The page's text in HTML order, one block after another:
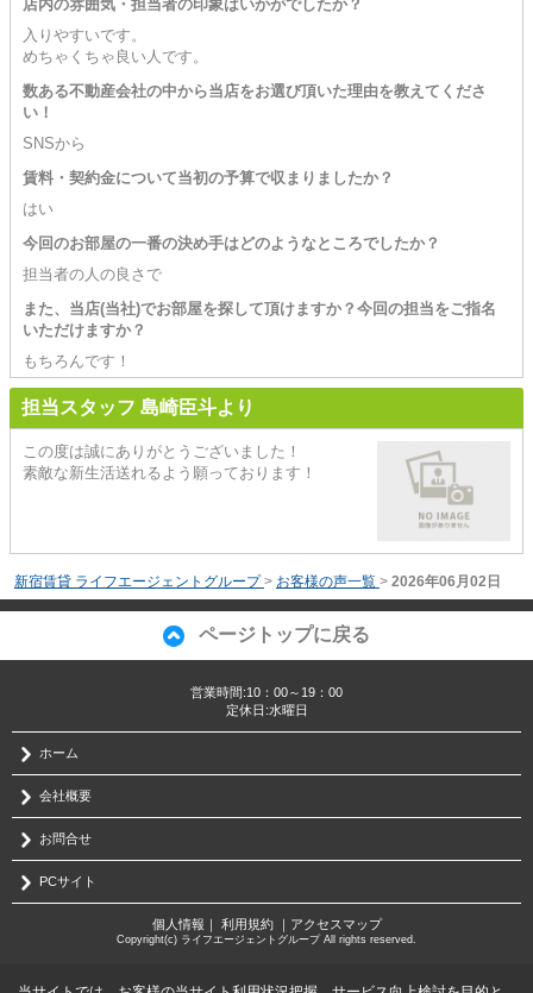
店内の雰囲気・担当者の印象はいかがでしたか？
入りやすいです。
めちゃくちゃ良い人です。
数ある不動産会社の中から当店をお選び頂いた理由を教えてくださ
い！
SNSから
賃料・契約金について当初の予算で収まりましたか？
はい
今回のお部屋の一番の決め手はどのようなところでしたか？
担当者の人の良さで
また、当店(当社)でお部屋を探して頂けますか？今回の担当をご指名
いただけますか？
もちろんです！
担当スタッフ 島崎臣斗より
この度は誠にありがとうございました！
素敵な新生活送れるよう願っております！
新宿賃貸 ライフエージェントグループ > お客様の声一覧 > 2026年06月02日
ページトップに戻る
営業時間:10：00～19：00
定休日:水曜日
ホーム
会社概要
お問合せ
PCサイト
個人情報 利用規約｜ アクセスマップ
Copyright(c) ライフエージェントグループ All rights reserved.